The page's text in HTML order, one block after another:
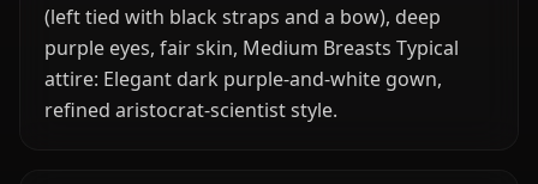
(left tied with black straps and a bow), deep
purple eyes, fair skin, Medium Breasts Typical
attire: Elegant dark purple-and-white gown,
refined aristocrat-scientist style.